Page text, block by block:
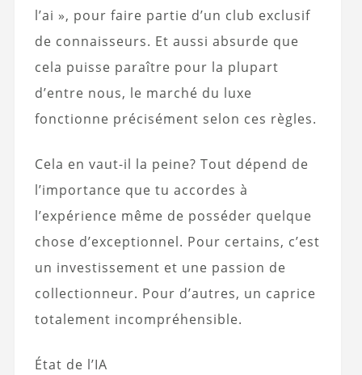
l’ai », pour faire partie d’un club exclusif
de connaisseurs. Et aussi absurde que
cela puisse paraître pour la plupart
d’entre nous, le marché du luxe
fonctionne précisément selon ces règles.
Cela en vaut-il la peine? Tout dépend de
l’importance que tu accordes à
l’expérience même de posséder quelque
chose d’exceptionnel. Pour certains, c’est
un investissement et une passion de
collectionneur. Pour d’autres, un caprice
totalement incompréhensible.
État de l’IA